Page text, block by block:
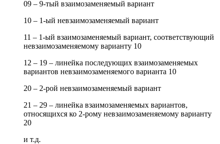
09 – 9-тый взаимозаменяемый вариант
10 – 1-ый невзаимозаменяемый вариант
11 – 1-ый взаимозаменяемый вариант, соответствующий
невзаимозаменяемому варианту 10
12 – 19 – линейка последующих взаимозаменяемых
вариантов невзаимозаменяемого варианта 10
20 – 2-рой невзаимозаменяемый вариант
21 – 29 – линейка взаимозаменяемых вариантов,
относящихся ко 2-рому невзаимозаменяемому варианту
20
и т.д.